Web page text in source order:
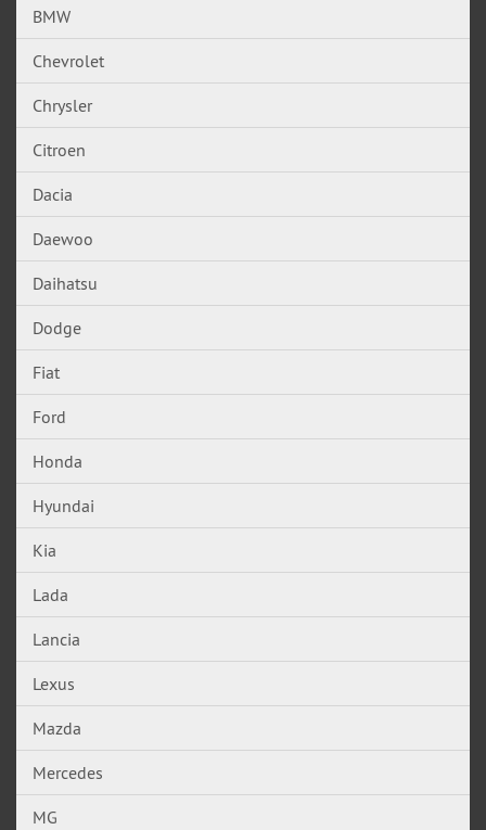
BMW
Chevrolet
Chrysler
Citroen
Dacia
Daewoo
Daihatsu
Dodge
Fiat
Ford
Honda
Hyundai
Kia
Lada
Lancia
Lexus
Mazda
Mercedes
MG